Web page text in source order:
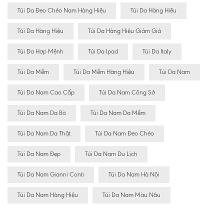
Túi Da Đeo Chéo Nam Hàng Hiệu Túi Da Hàng Hiêu
Túi Da Hàng Hiệu Túi Da Hàng Hiệu Giảm Giá
Túi Da Hợp Mệnh Túi Da Ipad Túi Da Italy
Túi Da Mềm Túi Da Mềm Hàng Hiệu Túi Da Nam
Túi Da Nam Cao Cấp Túi Da Nam Công Sở
Túi Da Nam Da Bò Túi Da Nam Da Mềm
Túi Da Nam Da Thật Túi Da Nam Đeo Chéo
Túi Da Nam Đẹp Túi Da Nam Du Lịch
Túi Da Nam Gianni Conti Túi Da Nam Hà Nội
Túi Da Nam Hàng Hiệu Túi Da Nam Màu Nâu